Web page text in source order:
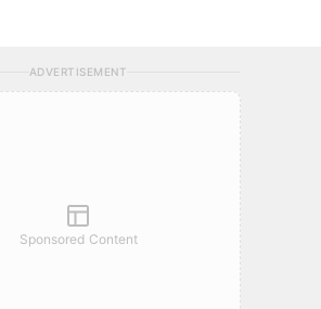
ADVERTISEMENT
Sponsored Content